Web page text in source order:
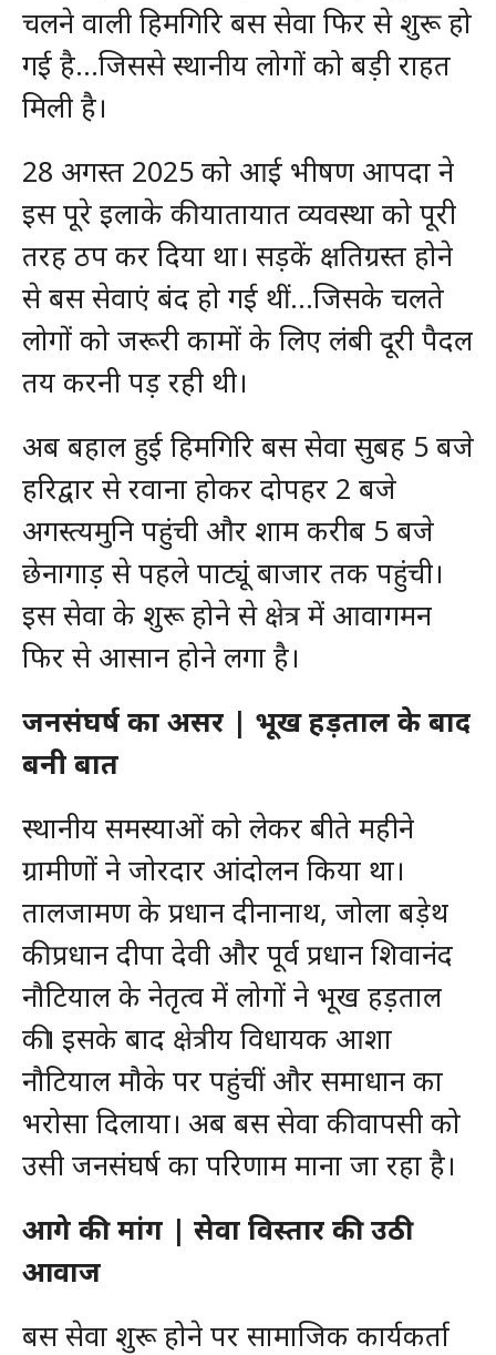
चलने वाली हिमगिरि बस सेवा फिर से शुरू हो
गई है…जिससे स्थानीय लोगों को बड़ी राहत
मिली है।
28 अगस्त 2025 को आई भीषण आपदा ने
इस पूरे इलाके की यातायात व्यवस्था को पूरी
तरह ठप कर दिया था। सड़कें क्षतिग्रस्त होने
से बस सेवाएं बंद हो गई थीं…जिसके चलते
लोगों को जरूरी कामों के लिए लंबी दूरी पैदल
तय करनी पड़ रही थी।
अब बहाल हुई हिमगिरि बस सेवा सुबह 5 बजे
हरिद्वार से रवाना होकर दोपहर 2 बजे
अगस्त्यमुनि पहुंची और शाम करीब 5 बजे
छेनागाड़ से पहले पाट्यूं बाजार तक पहुंची।
इस सेवा के शुरू होने से क्षेत्र में आवागमन
फिर से आसान होने लगा है।
जनसंघर्ष का असर | भूख हड़ताल के बाद
बनी बात
स्थानीय समस्याओं को लेकर बीते महीने
ग्रामीणों ने जोरदार आंदोलन किया था।
तालजामण के प्रधान दीनानाथ, जोला बड़ेथ
की प्रधान दीपा देवी और पूर्व प्रधान शिवानंद
नौटियाल के नेतृत्व में लोगों ने भूख हड़ताल
की। इसके बाद क्षेत्रीय विधायक आशा
नौटियाल मौके पर पहुंचीं और समाधान का
भरोसा दिलाया। अब बस सेवा की वापसी को
उसी जनसंघर्ष का परिणाम माना जा रहा है।
आगे की मांग | सेवा विस्तार की उठी
आवाज
बस सेवा शुरू होने पर सामाजिक कार्यकर्ता